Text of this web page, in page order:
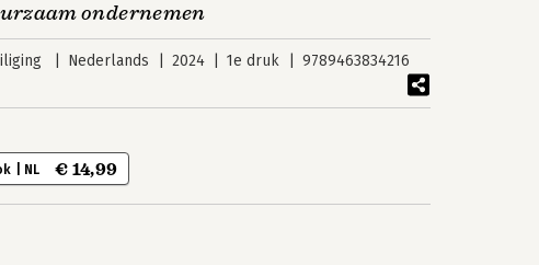
ondernemen
Nederlands 2024 1e druk 9789463834216
| NL € 14,99